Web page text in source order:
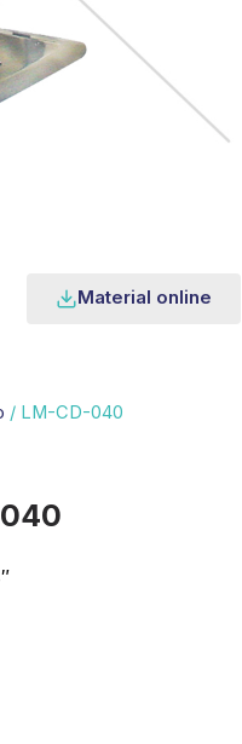
Material online
/ LM-CD-040